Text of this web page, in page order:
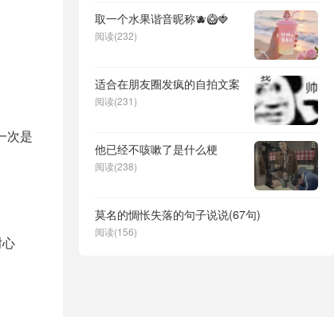
次是
取一个水果谐音昵称🫐🥝🍓
阅读(232)
适合在朋友圈发疯的自拍文案
阅读(231)
他已经不咳嗽了是什么梗
阅读(238)
莫名的惆怅失落的句子说说(67句)
阅读(156)